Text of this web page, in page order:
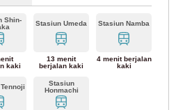
Shin-
kaki
Stasiun Umeda
13 menit
berjalan kaki
Stasiun Namba
4 menit berjalan
kaki
Stasiun
Honmachi
(37)